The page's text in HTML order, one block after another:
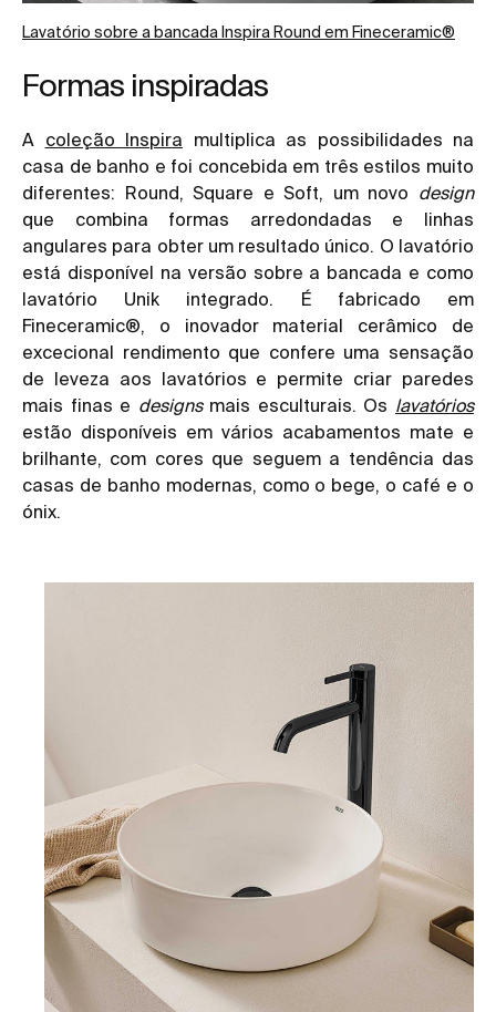
Formas inspiradas
A coleção Inspira multiplica as possibilidades na
casa de banho e foi concebida em três estilos muito
diferentes: Round, Square e Soft, um novo design
que combina formas arredondadas e linhas
angulares para obter um resultado único. O lavatório
está disponível na versão sobre a bancada e como
lavatório Unik integrado. É fabricado em
Fineceramic®, o inovador material cerâmico de
excecional rendimento que confere uma sensação
de leveza aos lavatórios e permite criar paredes
mais finas e designsmais esculturais. Os lavatórios
estão disponíveis em vários acabamentos mate e
brilhante, com cores que seguem a tendência das
casas de banho modernas, como o bege, o café e o
ónix.
Lavatório sobre a bancada Inspira Round em Fineceramic®